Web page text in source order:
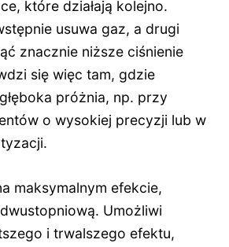
które działają kolejno.
usuwa gaz, a drugi
znacznie niższe ciśnienie
się więc tam, gdzie
próżnia, np. przy
o wysokiej precyzji lub w
maksymalnym efekcie,
Umożliwi
i trwalszego efektu,